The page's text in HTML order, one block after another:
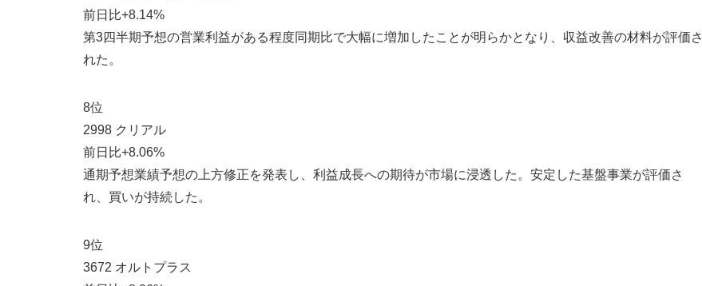
前日比+8.14%
第3四半期予想の営業利益がある程度同期比で大幅に増加したことが明らかとなり、収益改善の材料が評価さ
れた。
8位
2998 クリアル
前日​​比+8.06%
通期予想業績予想の上方修正を発表し、利益成長への期待が市場に浸透した。安定した基盤事業が評価さ
れ、買いが持続した。
9位
3672 オルトプラス